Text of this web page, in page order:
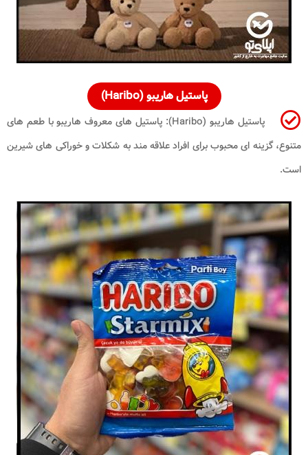
پاستیل هاریبو (Haribo)
پاستیل هاریبو (Haribo): پاستیل های معروف هاریبو با طعم های
متنوع، گزینه ای محبوب برای افراد علاقه مند به شکلات و خوراکی های شیرین
است.